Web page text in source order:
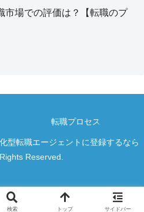
市場での評価は？【転職のプ
転職プロセス
型転職エージェントに登録するなら
Reserved.
検索 トップ サイドバー